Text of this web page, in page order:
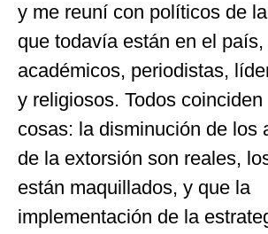
y me reuní con políticos de
que todavía están en el país,
académicos, periodistas,
y religiosos. Todos coinciden
cosas: la disminución de los
de la extorsión son reales,
están maquillados, y que la
implementación de la